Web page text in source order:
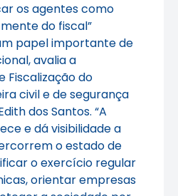
os agentes como
do fiscal”
papel importante de
avalia a
Fiscalização do
civil e de segurança
dos Santos. “A
e dá visibilidade a
o estado de
o exercício regular
orientar empresas